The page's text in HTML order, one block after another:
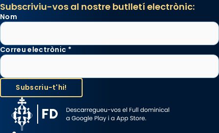
Subscriviu-vos al nostre butlletí electrònic:
Nom
Correu electrònic *